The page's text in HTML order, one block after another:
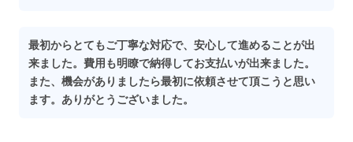
最初からとてもご丁寧な対応で、安心して進めることが出
来ました。費用も明瞭で納得してお支払いが出来ました。
また、機会がありましたら最初に依頼させて頂こうと思い
ます。ありがとうございました。